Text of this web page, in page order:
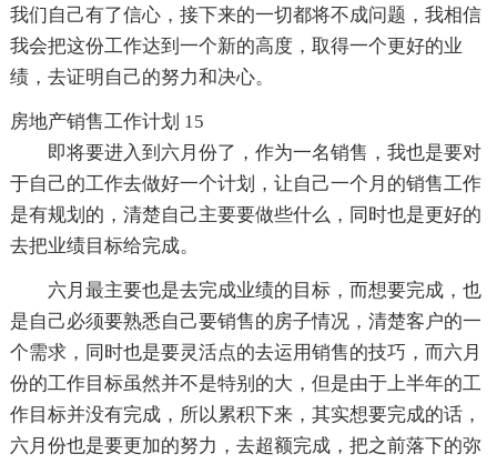
我们自己有了信心，接下来的一切都将不成问题，我相信
我会把这份工作达到一个新的高度，取得一个更好的业
绩，去证明自己的努力和决心。
房地产销售工作计划 15
即将要进入到六月份了，作为一名销售，我也是要对
于自己的工作去做好一个计划，让自己一个月的销售工作
是有规划的，清楚自己主要要做些什么，同时也是更好的
去把业绩目标给完成。
六月最主要也是去完成业绩的目标，而想要完成，也
是自己必须要熟悉自己要销售的房子情况，清楚客户的一
个需求，同时也是要灵活点的去运用销售的技巧，而六月
份的工作目标虽然并不是特别的大，但是由于上半年的工
作目标并没有完成，所以累积下来，其实想要完成的话，
六月份也是要更加的努力，去超额完成，把之前落下的弥